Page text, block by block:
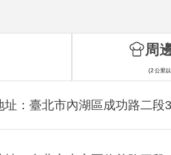
址：臺北市內湖區成功路二段
周
(2 公里